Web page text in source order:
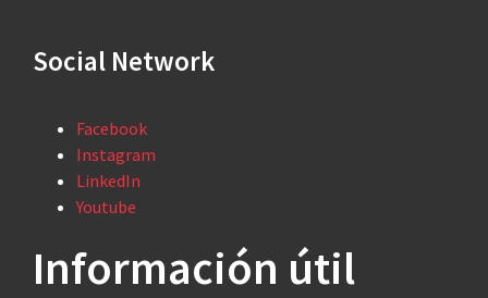
Social Network
Facebook
Instagram
LinkedIn
Youtube
Información útil